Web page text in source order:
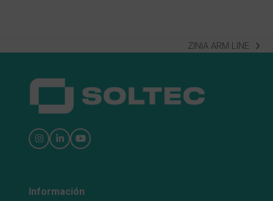
next
ZINIA ARM LINE
Instagram
LinkedInYouTube
Información